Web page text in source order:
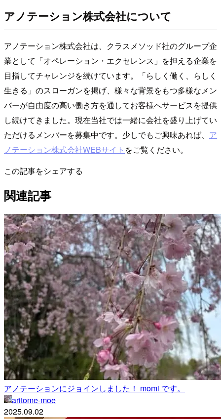
アノテーション株式会社について
アノテーション株式会社は、クラスメソッド社のグループ企
業として「オペレーション・エクセレンス」を担える企業を
目指してチャレンジを続けています。「らしく働く、らしく
生きる」のスローガンを掲げ、様々な背景をもつ多様なメン
バーが自由度の高い働き方を通してお客様へサービスを提供
し続けてきました。現在当社では一緒に会社を盛り上げてい
ただけるメンバーを募集中です。少しでもご興味あれば、 ア
ノテーション株式会社WEBサイト をご覧ください。
この記事をシェアする
関連記事
アノテーションにジョインしました！ momi です。
aritome-moe
2025.09.02